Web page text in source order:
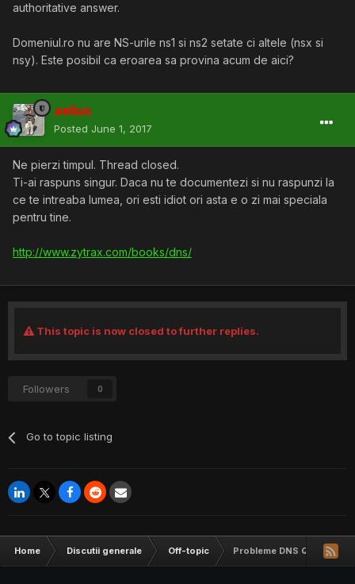
authoritative answer.
Domeniul.ro nu are NS-urile ns1 si ns2 setate ci altele (nsx si
nsy). Este posibil ca eroarea sa provina acum de aici?
aelius
Posted June 1, 2017
Ne pierzi timpul. Thread closed.
Ti-ai raspuns singur. Daca nu te documentezi si nu raspunzi la
ce te intreaba lumea, ori esti idiot ori asta e o zi mai speciala
pentru tine.
http://www.zytrax.com/books/dns/
This topic is now closed to further replies.
Followers 0
Go to topic listing
Home Discutii generale Off-topic Probleme DNS Query